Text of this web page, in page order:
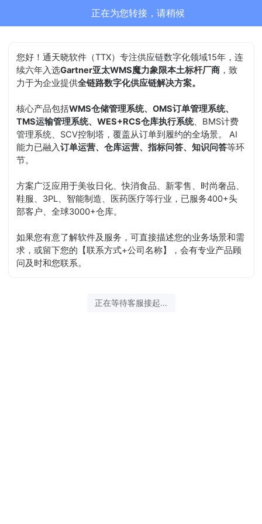
正在为您转接，请稍候
您好！通天晓软件（TTX）专注供应链数字化领域15年，连
续六年入选Gartner亚太WMS魔力象限本土标杆厂商 ，致
力于为企业提供全链路数字化供应链解决方案。
核心产品包括WMS仓储管理系统、OMS订单管理系统、
TMS运输管理系统、WES+RCS仓库执行系统、BMS计费
管理系统、SCV控制塔，覆盖从订单到履约的全场景。 AI
能力已融入订单运营、仓库运营、指标问答、知识问答等环
节。
方案广泛应用于美妆日化、快消食品、新零售、时尚奢品、
鞋服、3PL、智能制造、医药医疗等行业，已服务400+头
部客户、全球3000+仓库。
如果您有意了解软件及服务，可直接描述您的业务场景和需
求，或留下您的【联系方式+公司名称】，会有专业产品顾
问及时和您联系。
正在等待客服接起...